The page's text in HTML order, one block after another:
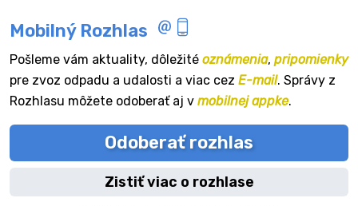
Mobilný Rozhlas
Pošleme vám aktuality, dôležité oznámenia, pripomienky
pre zvoz odpadu a udalosti a viac cez E-mail. Správy z
Rozhlasu môžete odoberať aj v mobilnej appke.
Odoberať rozhlas
Zistiť viac o rozhlase